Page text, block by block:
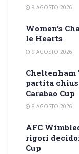
9 AGOSTO 2026
Women’s
le Hearts
9 AGOSTO 2026
partita
Carabao Cup
8 AGOSTO 2026
AFC
rigori
Cup